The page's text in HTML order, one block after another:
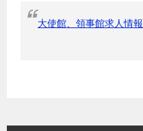
大使館、領事館求人情報